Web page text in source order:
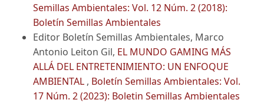
Semillas Ambientales: Vol. 12 Núm. 2 (2018):
Boletín Semillas Ambientales
Editor Boletín Semillas Ambientales, Marco
Antonio Leiton Gil, EL MUNDO GAMING MÁS
ALLÁ DEL ENTRETENIMIENTO: UN ENFOQUE
AMBIENTAL , Boletín Semillas Ambientales: Vol.
17 Núm. 2 (2023): Boletin Semillas Ambientales